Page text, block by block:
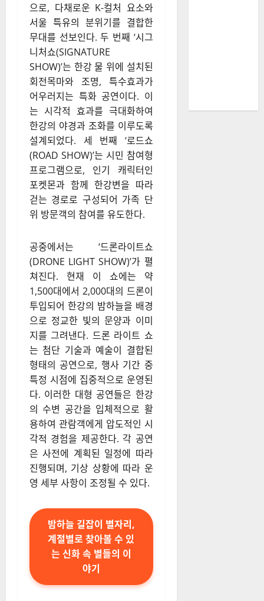
으로, 다채로운 K-컬처 요소와
서울 특유의 분위기를 결합한
무대를 선보인다. 두 번째 ‘시그
니처쇼(SIGNATURE
SHOW)’는 한강 물 위에 설치된
회전목마와 조명, 특수효과가
어우러지는 특화 공연이다. 이
는 시각적 효과를 극대화하여
한강의 야경과 조화를 이루도록
설계되었다. 세 번째 ‘로드쇼
(ROAD SHOW)’는 시민 참여형
프로그램으로, 인기 캐릭터인
포켓몬과 함께 한강변을 따라
걷는 경로로 구성되어 가족 단
위 방문객의 참여를 유도한다.
공중에서는 ‘드론라이트쇼
(DRONE LIGHT SHOW)’가 펼
쳐진다. 현재 이 쇼에는 약
1,500대에서 2,000대의 드론이
투입되어 한강의 밤하늘을 배경
으로 정교한 빛의 문양과 이미
지를 그려낸다. 드론 라이트 쇼
는 첨단 기술과 예술이 결합된
형태의 공연으로, 행사 기간 중
특정 시점에 집중적으로 운영된
다. 이러한 대형 공연들은 한강
의 수변 공간을 입체적으로 활
용하여 관람객에게 압도적인 시
각적 경험을 제공한다. 각 공연
은 사전에 계획된 일정에 따라
진행되며, 기상 상황에 따라 운
영 세부 사항이 조정될 수 있다.
밤하늘 길잡이 별자리,
계절별로 찾아볼 수 있
는 신화 속 별들의 이
야기